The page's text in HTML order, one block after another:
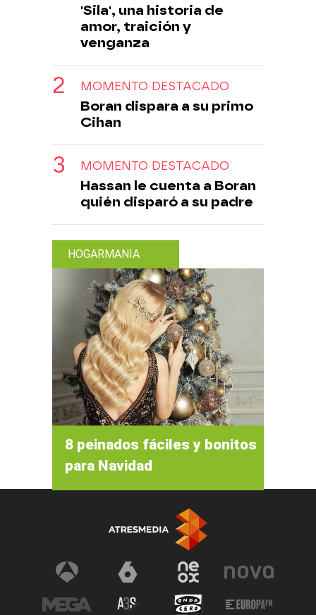
'Sila', una historia de
amor, traición y
venganza
MOMENTO DESTACADO
Boran dispara a su primo
Cihan
MOMENTO DESTACADO
Hassan le cuenta a Boran
quién disparó a su padre
HOGARMANIA
8 peinados fáciles y bonitos
para Navidad